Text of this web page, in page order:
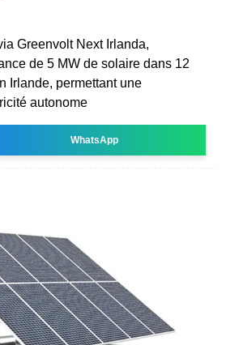
Greenvolt Next Irlanda,
de 5 MW de solaire dans 12
Irlande, permettant une
autonome
WhatsApp